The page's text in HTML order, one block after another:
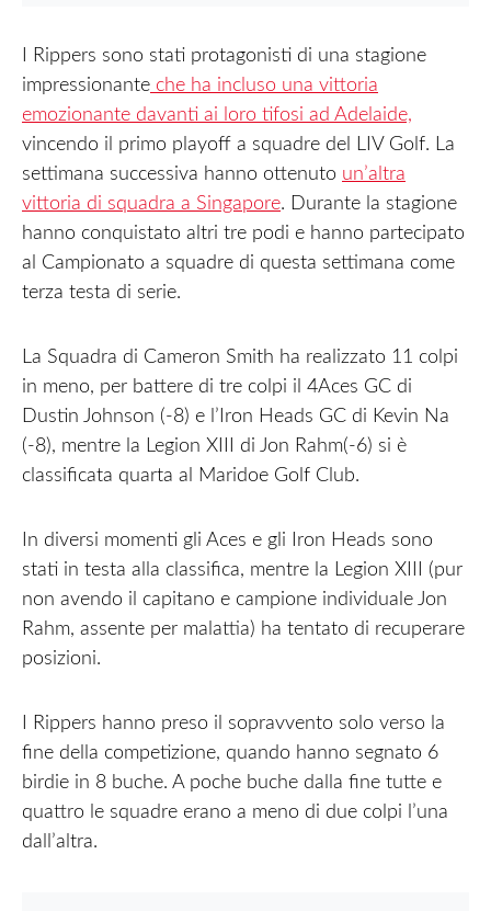
I Rippers sono stati protagonisti di una stagione
impressionante che ha incluso una vittoria
emozionante davanti ai loro tifosi ad Adelaide,
vincendo il primo playoff a squadre del LIV Golf. La
settimana successiva hanno ottenuto un’altra
vittoria di squadra a Singapore. Durante la stagione
hanno conquistato altri tre podi e hanno partecipato
al Campionato a squadre di questa settimana come
terza testa di serie.
La Squadra di Cameron Smith ha realizzato 11 colpi
in meno, per battere di tre colpi il 4Aces GC di
Dustin Johnson (-8) e l’Iron Heads GC di Kevin Na
(-8), mentre la Legion XIII di Jon Rahm(-6) si è
classificata quarta al Maridoe Golf Club.
In diversi momenti gli Aces e gli Iron Heads sono
stati in testa alla classifica, mentre la Legion XIII (pur
non avendo il capitano e campione individuale Jon
Rahm, assente per malattia) ha tentato di recuperare
posizioni.
I Rippers hanno preso il sopravvento solo verso la
fine della competizione, quando hanno segnato 6
birdie in 8 buche. A poche buche dalla fine tutte e
quattro le squadre erano a meno di due colpi l’una
dall’altra.